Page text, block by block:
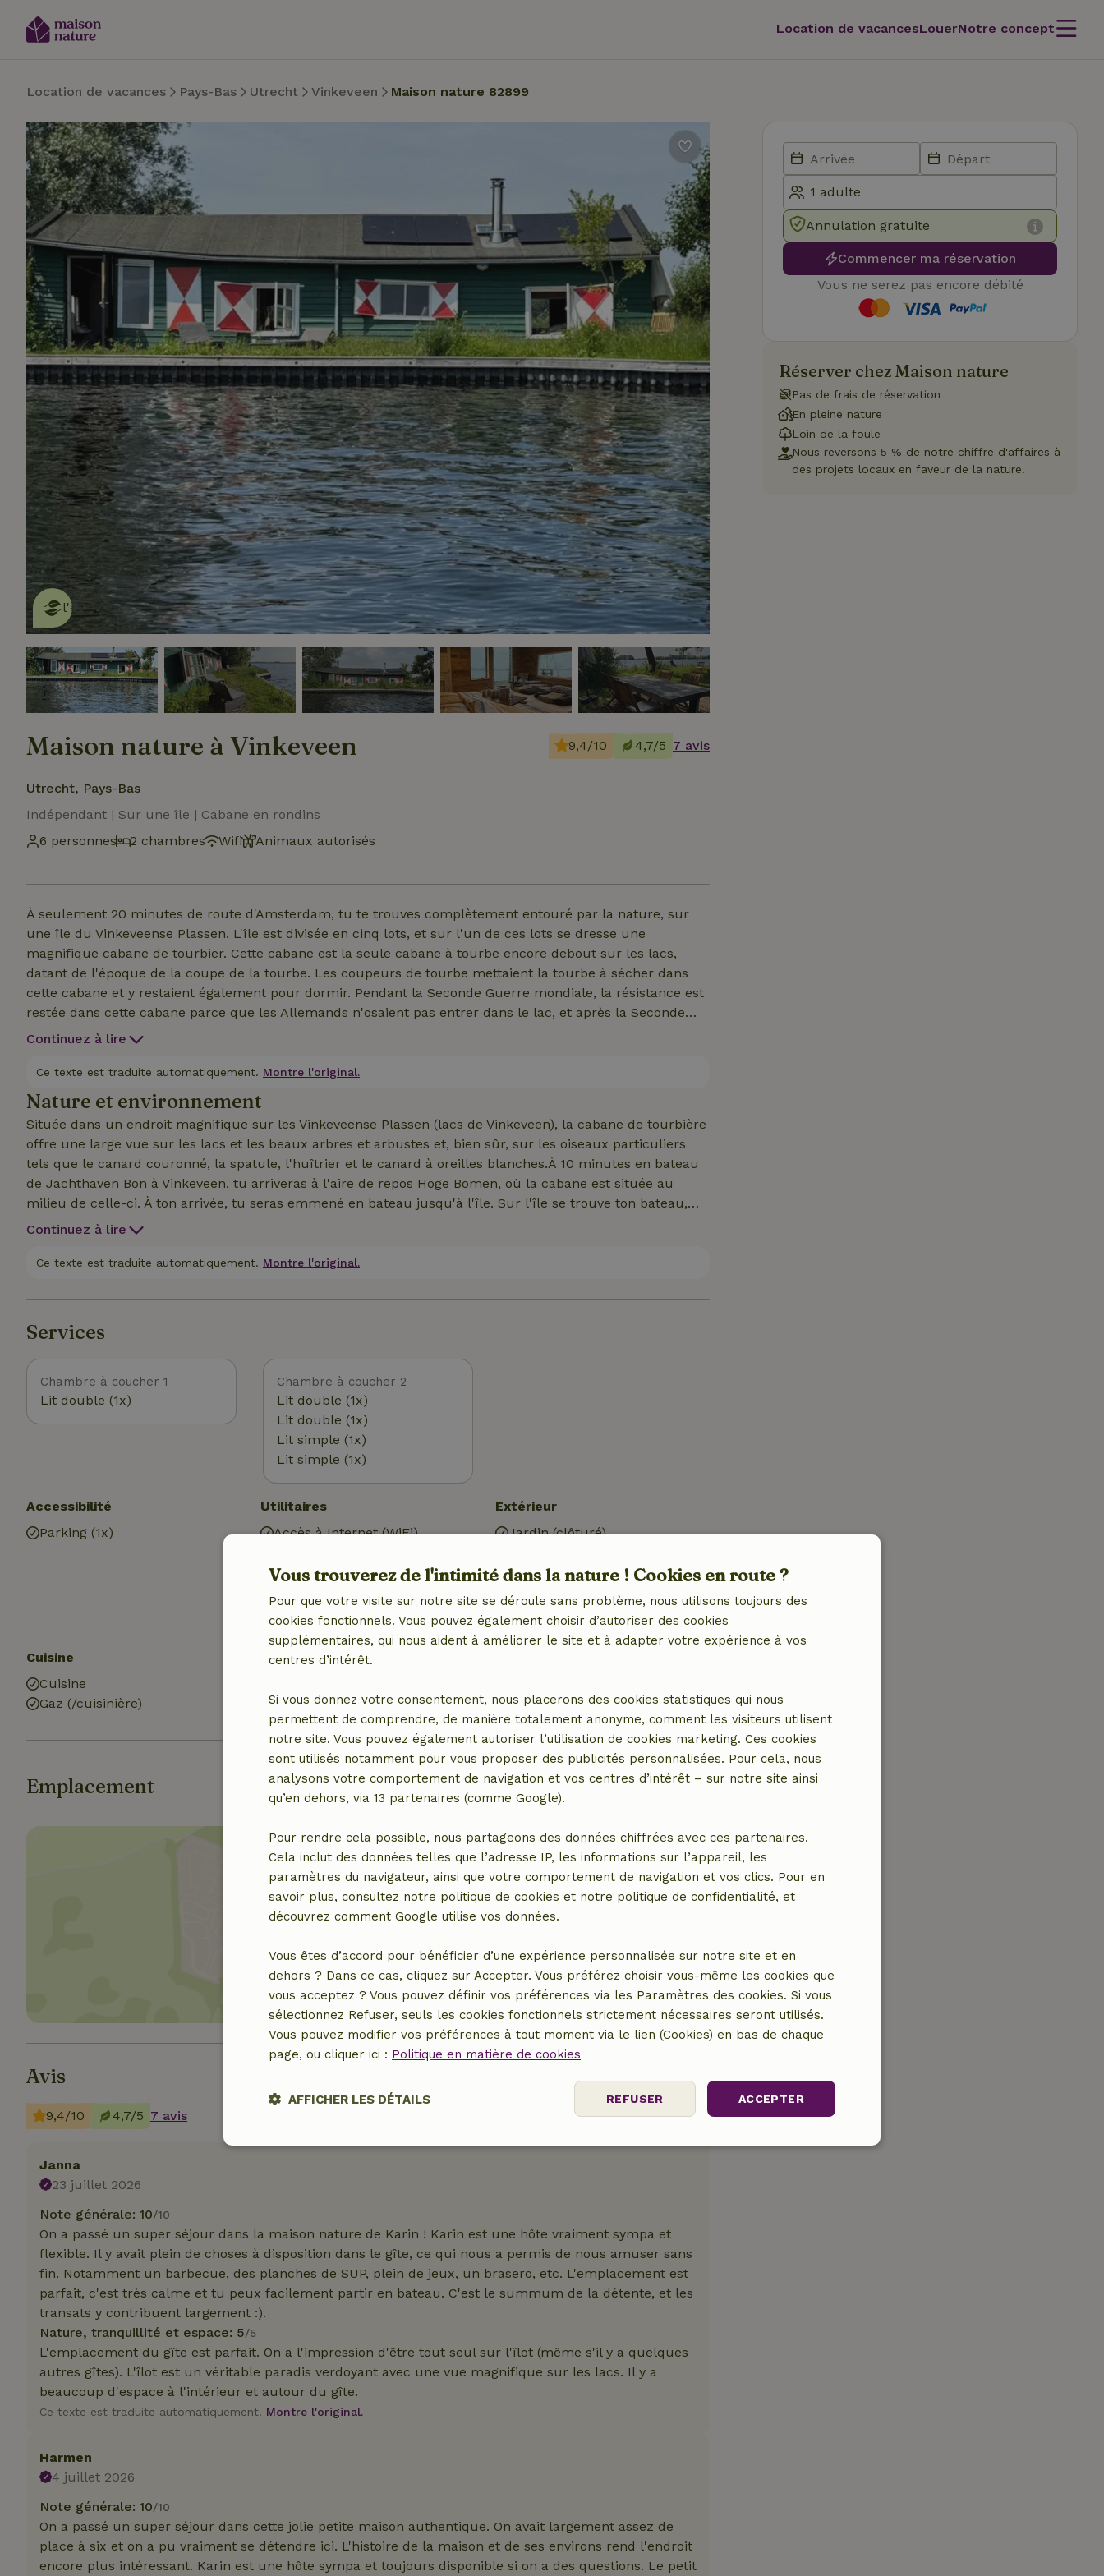
Location de vacancesLouerNotre concept
Location de vacances Pays-Bas Utrecht Vinkeveen Maison nature 82899
Cette Maison Nature fait de
l'effet
en savoir plus
Maison nature à Vinkeveen
Utrecht, Pays-Bas
Indépendant | Sur une île | Cabane en rondins
6 personnes
2 chambres Wifi Animaux autorisés
9,4/10 4,7/5 7 avis
À seulement 20 minutes de route d'Amsterdam, tu te trouves complètement entouré par la nature, sur
une île du Vinkeveense Plassen. L'île est divisée en cinq lots, et sur l'un de ces lots se dresse une
magnifique cabane de tourbier. Cette cabane est la seule cabane à tourbe encore debout sur les lacs,
datant de l'époque de la coupe de la tourbe. Les coupeurs de tourbe mettaient la tourbe à sécher dans
cette cabane et y restaient également pour dormir. Pendant la Seconde Guerre mondiale, la résistance est
restée dans cette cabane parce que les Allemands n'osaient pas entrer dans le lac, et après la Seconde
Guerre mondiale, la cabane a également servi d'"église" pour les pêcheurs qui y allaient à la messe. Tu
cabane offre tout le confort moderne grâce à des panneaux solaires, qui fournissent suffisamment
d'électricité pour l'éclairage, le WIFI, un réfrigérateur, une machine à café Nespresso, un WC de luxe et
une douche chaude. La cuisine intérieure est équipée d'une cuisinière à gaz. Il est également possible de
réserver jusqu'à 6 personnes.
Continuez à lire
Ce texte est traduite automatiquement. Montre l'original.
Nature et environnement
Située dans un endroit magnifique sur les Vinkeveense Plassen (lacs de Vinkeveen), la cabane de tourbière
offre une large vue sur les lacs et les beaux arbres et arbustes et, bien sûr, sur les oiseaux particuliers
tels que le canard couronné, la spatule, l'huîtrier et le canard à oreilles blanches.À 10 minutes en bateau
de Jachthaven Bon à Vinkeveen, tu arriveras à l'aire de repos Hoge Bomen, où la cabane est située au
milieu de celle-ci. À ton arrivée, tu seras emmené en bateau jusqu'à l'île. Sur l'île se trouve ton bateau,
que tu loueras (100 euros par jour de location). En 10 minutes de bateau, tu peux aller faire du shopping à
bienvenue avec toutes sortes de conseils pour les activités avec le bateau. Les environs sont magnifiques
garer ou prendre les transports en commun jusqu'à Vinkeveen et/ou Abcoude, où nous viendrons te
chercher pour t'enregistrer. Il y a aussi deux planches de SUP toutes neuves, un barbecue Weber neuf et
des chaises longues
Continuez à lire
Ce texte est traduite automatiquement. Montre l'original.
Services
Chambre à coucher 1
Lit double (1x)
Chambre à coucher 2
Lit double (1x)
Lit double (1x)
Lit simple (1x)
Lit simple (1x)
Accessibilité
Parking (1x)
Utilitaires
Accès à Internet (WiFi)
Eau potable
Electricité
Extérieur
Jardin (clôturé)
Meubles de jardin
Terrasse
Cuisine
Cuisine
Gaz (/cuisinière)
Salle de bains
Toilettes
Emplacement
Afficher le lieu
Avis
9,4/10 4,7/5 7 avis
Janna
23 juillet 2026
Note générale: 10/10
On a passé un super séjour dans la maison nature de Karin ! Karin est une hôte vraiment sympa et
flexible. Il y avait plein de choses à disposition dans le gîte, ce qui nous a permis de nous amuser sans
fin. Notamment un barbecue, des planches de SUP, plein de jeux, un brasero, etc. L'emplacement est
parfait, c'est très calme et tu peux facilement partir en bateau. C'est le summum de la détente, et les
transats y contribuent largement :).
Nature, tranquillité et espace: 5/5
L'emplacement du gîte est parfait. On a l'impression d'être tout seul sur l'îlot (même s'il y a quelques
autres gîtes). L'îlot est un véritable paradis verdoyant avec une vue magnifique sur les lacs. Il y a
beaucoup d'espace à l'intérieur et autour du gîte.
Ce texte est traduite automatiquement. Montre l'original.
Harmen
4 juillet 2026
Note générale: 10/10
On a passé un super séjour dans cette jolie petite maison authentique. On avait largement assez de
place à six et on a pu vraiment se détendre ici. L'histoire de la maison et de ses environs rend l'endroit
encore plus intéressant. Karin est une hôte sympa et toujours disponible si on a des questions. Le petit
Annulation gratuite
Commencer ma réservation
Vous ne serez pas encore débité
Réserver chez Maison nature
Pas de frais de réservation
En pleine nature
Loin de la foule
Nous reversons 5 % de notre chiffre d'affaires à
des projets locaux en faveur de la nature.
Vous trouverez de l'intimité dans la nature ! Cookies en route ?
Pour que votre visite sur notre site se déroule sans problème, nous utilisons toujours des
cookies fonctionnels. Vous pouvez également choisir d’autoriser des cookies
supplémentaires, qui nous aident à améliorer le site et à adapter votre expérience à vos
centres d’intérêt.
Si vous donnez votre consentement, nous placerons des cookies statistiques qui nous
permettent de comprendre, de manière totalement anonyme, comment les visiteurs utilisent
notre site. Vous pouvez également autoriser l’utilisation de cookies marketing. Ces cookies
sont utilisés notamment pour vous proposer des publicités personnalisées. Pour cela, nous
analysons votre comportement de navigation et vos centres d’intérêt – sur notre site ainsi
qu’en dehors, via 13 partenaires (comme Google).
Pour rendre cela possible, nous partageons des données chiffrées avec ces partenaires.
Cela inclut des données telles que l’adresse IP, les informations sur l’appareil, les
paramètres du navigateur, ainsi que votre comportement de navigation et vos clics. Pour en
savoir plus, consultez notre politique de cookies et notre politique de confidentialité, et
découvrez comment Google utilise vos données.
Vous êtes d’accord pour bénéficier d’une expérience personnalisée sur notre site et en
dehors ? Dans ce cas, cliquez sur Accepter. Vous préférez choisir vous-même les cookies que
vous acceptez ? Vous pouvez définir vos préférences via les Paramètres des cookies. Si vous
sélectionnez Refuser, seuls les cookies fonctionnels strictement nécessaires seront utilisés.
Vous pouvez modifier vos préférences à tout moment via le lien (Cookies) en bas de chaque
page, ou cliquer ici : Politique en matière de cookies
ACCEPTER
REFUSER
AFFICHER LES DÉTAILS
Strictement
Performance Ciblage Fonctionnalité Non classifiés
Strictement nécessaires Performance Ciblage Fonctionnalité
Fournisseur/
Domaine
VISITOR_PRIVACY_METADATA
2 jours
consentement des visiteurs en matière de cookies.
Il est nécessaire que la bannière de cookies
Cookie-Script.com fonctionne correctement.
Politique de confidentialité de Google